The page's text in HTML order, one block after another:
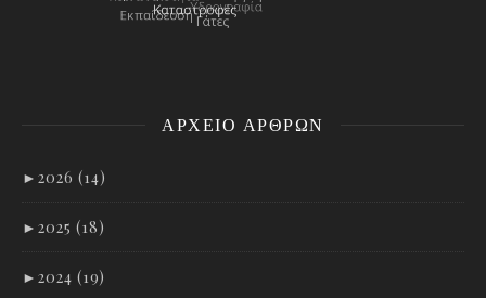
ΑΡΧΕΊΟ ΑΡΘΡΩΝ
► 2026 (14)
► 2025 (18)
► 2024 (19)